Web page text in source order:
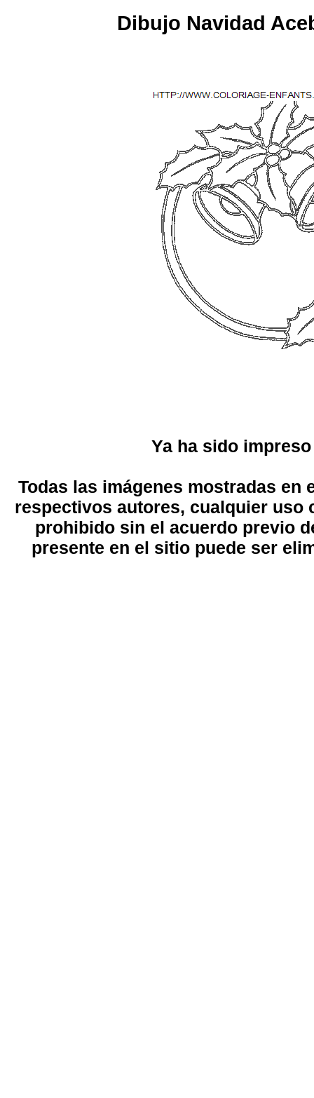
Dibujo Navidad
Ya ha sido
Todas las imágenes mostradas en
respectivos autores, cualquier uso
prohibido sin el acuerdo previo
presente en el sitio puede ser